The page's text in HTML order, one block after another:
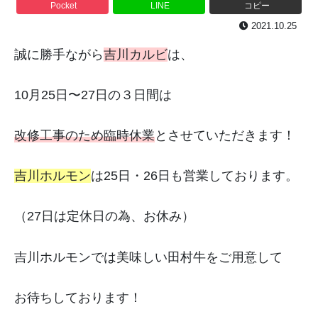
Pocket LINE コピー
2021.10.25
誠に勝手ながら吉川カルビは、
10月25日〜27日の３日間は
改修工事のため臨時休業とさせていただきます！
吉川ホルモンは25日・26日も営業しております。
（27日は定休日の為、お休み）
吉川ホルモンでは美味しい田村牛をご用意して
お待ちしております！